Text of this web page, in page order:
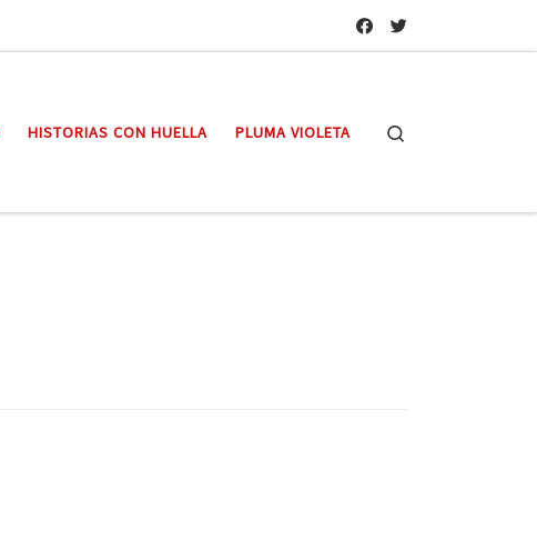
HISTORIAS CON HUELLA PLUMA VIOLETA